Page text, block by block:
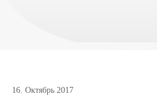
16. Октябрь 2017